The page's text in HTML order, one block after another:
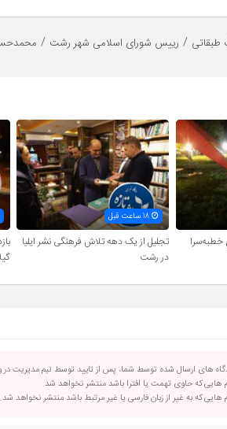
طبقاتی / رییس شورای اسلامی شهر رشت /
18 ساعت قبل
تجلیل از یک دهه تلاش فرهنگی نشر ایلیا
در رشت
های ارسال شده توسط شما، پس از تایید توسط تیم مدیریت
هایی که حاوی تهمت یا افترا باشد منتشر نخواهد شد.
هایی که به غیر از زبان فارسی یا غیر مرتبط باشد منتشر نخواهد شد.